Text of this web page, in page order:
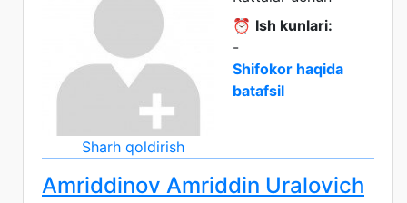
Sharh qoldirish
⏰ Ish kunlari:
-
Shifokor haqida
batafsil
Amriddinov Amriddin Uralovich